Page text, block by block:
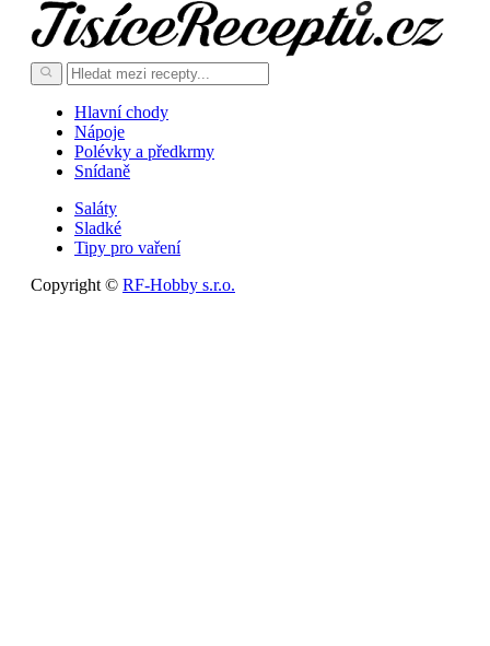
Hlavní chody
Nápoje
Polévky a předkrmy
Snídaně
Saláty
Sladké
Tipy pro vaření
Copyright © RF-Hobby s.r.o.